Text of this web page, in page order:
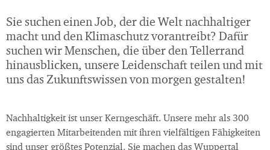
Sie suchen einen Job, der die Welt nachhaltiger
macht und den Klimaschutz vorantreibt? Dafür
suchen wir Menschen, die über den Tellerrand
hinausblicken, unsere Leidenschaft teilen und mit
uns das Zukunftswissen von morgen gestalten!
Nachhaltigkeit ist unser Kerngeschäft. Unsere mehr als 300
engagierten Mitarbeitenden mit ihren vielfältigen Fähigkeiten
sind unser größtes Potenzial. Sie machen das Wuppertal